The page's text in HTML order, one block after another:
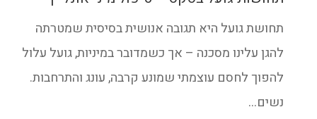
תחושת גועל היא תגובה אנושית בסיסית שמטרתה
להגן עלינו מסכנה – אך כשמדובר במיניות, גועל עלול
להפוך לחסם עוצמתי שמונע קרבה, עונג והתרחבות.
נשים...